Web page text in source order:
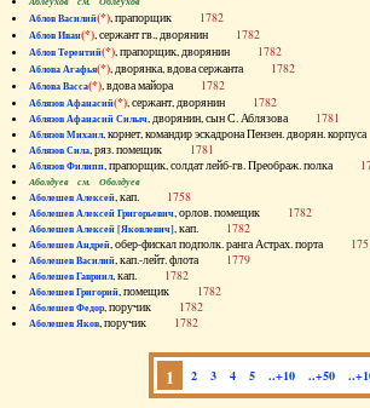
Аблов Василий(*), прапорщик 1782
Аблов Иван(*), сержант гв., дворянин 1782
Аблов Терентий(*), прапорщик, дворянин 1782
Аблова Агафья(*), дворянка, вдова сержанта 1782
Аблова Васса(*), вдова майора 1782
Аблязов Афанасий(*), сержант, дворянин 1782
Аблязов Афанасий Силыч, дворянин, сын С. Аблязова 1781
Аблязов Михаил, корнет, командир эскадрона Пензен. дворян.
Аблязов Сила, ряз. помещик 1781
Аблязов Филипп, прапорщик, солдат лейб-гв. Преображ. полка
Аболдуев см. Оболдуев
Аболешев Алексей, кап. 1758
Аболешев Алексей Григорьевич, орлов. помещик 1782
Аболешев Алексей [Яковлевич], кап. 1782
Аболешев Андрей, обер-фискал подполк. ранга Астрах. порта
Аболешев Василий, кап.-лейт. флота 1779
Аболешев Гавриил, кап. 1782
Аболешев Григорий, помещик 1782
Аболешев Федор, поручик 1782
Аболешев Яков, поручик 1782
1 2 3 4 5 ..+10 ..+50